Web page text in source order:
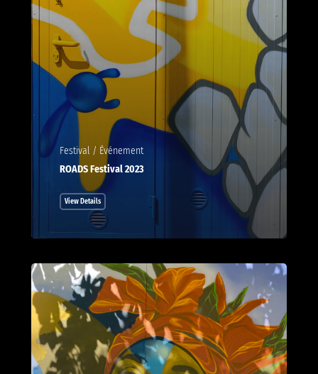
Festival / Événement
ROADS Festival 2023
View Details